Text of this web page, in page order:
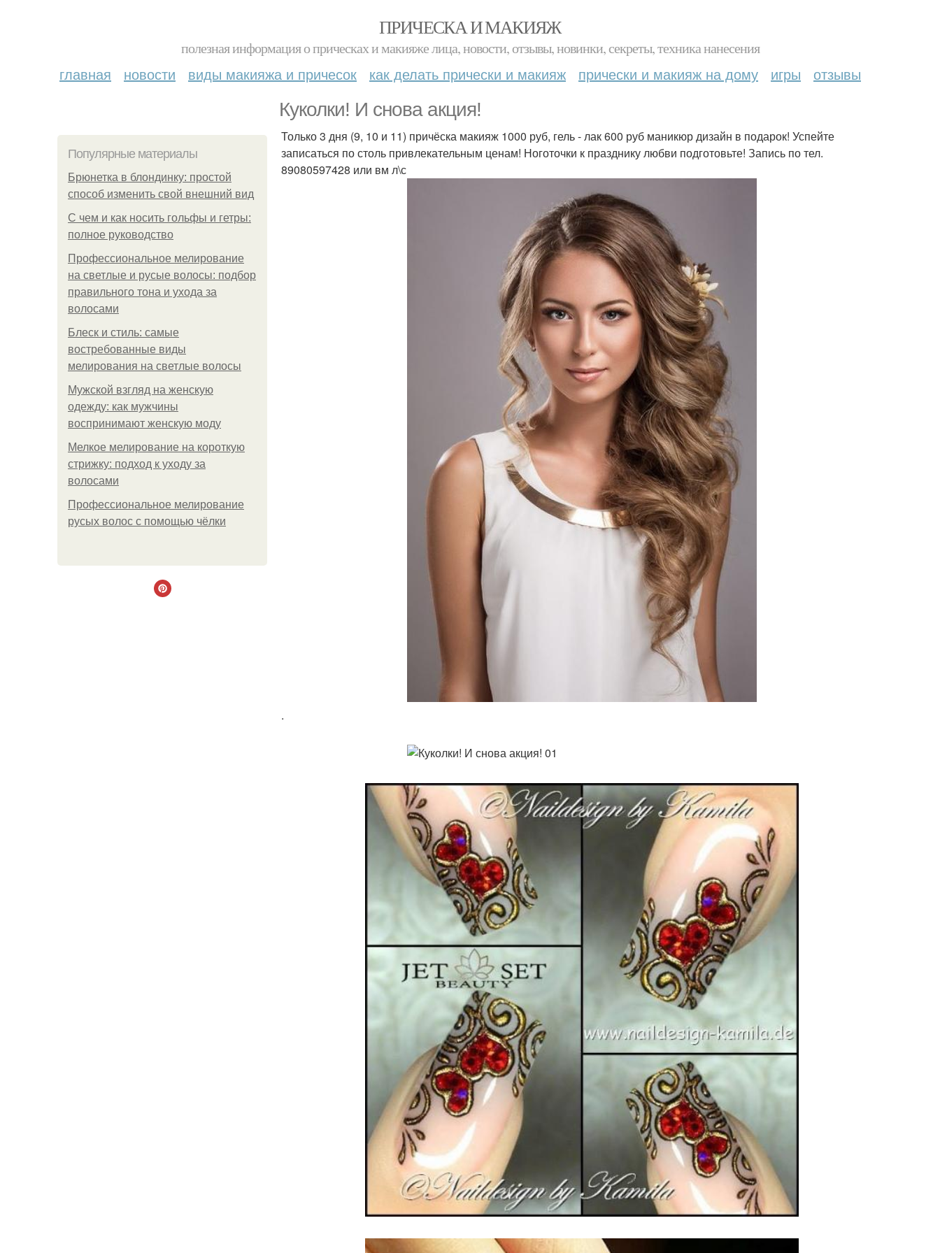
ПРИЧЕСКА И МАКИЯЖ
полезная информация о прическах и макияже лица, новости, отзывы, новинки, секреты, техника нанесения
главная новости виды макияжа и причесок как делать прически и макияж прически и макияж на дому игры отзывы
Куколки! И снова акция!
Популярные материалы
Брюнетка в блондинку: простой
способ изменить свой внешний вид
С чем и как носить гольфы и гетры:
полное руководство
Профессиональное мелирование
на светлые и русые волосы: подбор
правильного тона и ухода за
волосами
Блеск и стиль: самые
востребованные виды
мелирования на светлые волосы
Мужской взгляд на женскую
одежду: как мужчины
воспринимают женскую моду
Мелкое мелирование на короткую
стрижку: подход к уходу за
волосами
Профессиональное мелирование
русых волос с помощью чёлки
Только 3 дня (9, 10 и 11) причёска макияж 1000 руб, гель - лак 600 руб маникюр дизайн в подарок! Успейте
записаться по столь привлекательным ценам! Ноготочки к празднику любви подготовьте! Запись по тел.
89080597428 или вм л\с
.